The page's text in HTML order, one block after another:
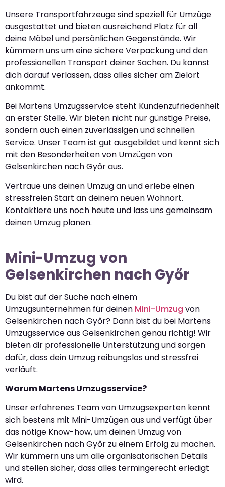
Unsere Transportfahrzeuge sind speziell für Umzüge
ausgestattet und bieten ausreichend Platz für all
deine Möbel und persönlichen Gegenstände. Wir
kümmern uns um eine sichere Verpackung und den
professionellen Transport deiner Sachen. Du kannst
dich darauf verlassen, dass alles sicher am Zielort
ankommt.
Bei Martens Umzugsservice steht Kundenzufriedenheit
an erster Stelle. Wir bieten nicht nur günstige Preise,
sondern auch einen zuverlässigen und schnellen
Service. Unser Team ist gut ausgebildet und kennt sich
mit den Besonderheiten von Umzügen von
Gelsenkirchen nach Győr aus.
Vertraue uns deinen Umzug an und erlebe einen
stressfreien Start an deinem neuen Wohnort.
Kontaktiere uns noch heute und lass uns gemeinsam
deinen Umzug planen.
Mini-Umzug von
Gelsenkirchen nach Győr
Du bist auf der Suche nach einem
Umzugsunternehmen für deinen Mini-Umzug von
Gelsenkirchen nach Győr? Dann bist du bei Martens
Umzugsservice aus Gelsenkirchen genau richtig! Wir
bieten dir professionelle Unterstützung und sorgen
dafür, dass dein Umzug reibungslos und stressfrei
verläuft.
Warum Martens Umzugsservice?
Unser erfahrenes Team von Umzugsexperten kennt
sich bestens mit Mini-Umzügen aus und verfügt über
das nötige Know-how, um deinen Umzug von
Gelsenkirchen nach Győr zu einem Erfolg zu machen.
Wir kümmern uns um alle organisatorischen Details
und stellen sicher, dass alles termingerecht erledigt
wird.